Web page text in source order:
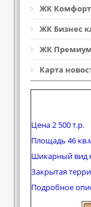
ЖК Комфорт
ЖК Бизнес
ЖК Премиум
Карта
Цена 2 500 т.р.
Площадь 46
Шикарный вид
Закрытая
Подробное